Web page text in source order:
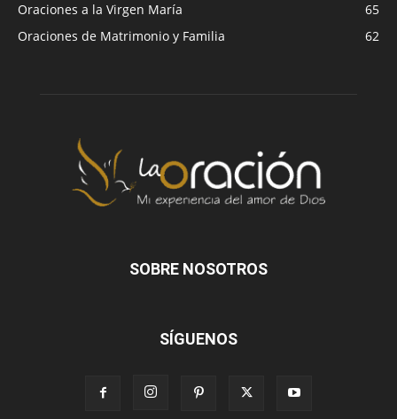
Oraciones a la Virgen María
65
Oraciones de Matrimonio y Familia
62
SOBRE NOSOTROS
SÍGUENOS